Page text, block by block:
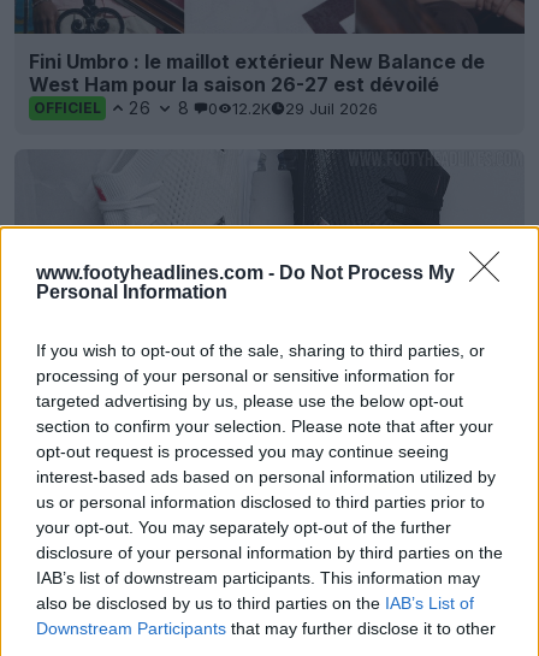
www.footyheadlines.com - Do Not Process My
Personal Information
If you wish to opt-out of the sale, sharing to third parties, or
processing of your personal or sensitive information for
targeted advertising by us, please use the below opt-out
section to confirm your selection. Please note that after your
opt-out request is processed you may continue seeing
interest-based ads based on personal information utilized by
us or personal information disclosed to third parties prior to
your opt-out. You may separately opt-out of the further
disclosure of your personal information by third parties on the
IAB’s list of downstream participants. This information may
also be disclosed by us to third parties on the IAB’s List of
Downstream Participants that may further disclose it to other
Fini Umbro : le maillot extérieur New Balance de
West Ham pour la saison 26-27 est dévoilé
OFFICIEL 26 8 0 12.2K 29 Juil 2026
Sortie du pack de chaussures New Balance Furon
26-27 « Black & White »
OFFICIEL 14 0 0 1.7K 29 Juil 2026